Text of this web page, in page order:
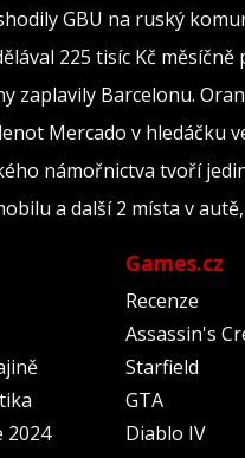
GBU na ruský
225 tisíc Kč
zaplavily Barcelonu.
Mercado v hledáčku
námořnictva tvoří
a další 2 místa v
2024
Games.cz
Recenze
Assassin's
Starfield
GTA
Diablo IV